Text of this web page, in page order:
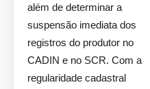
além de determinar a
suspensão imediata dos
registros do produtor no
CADIN e no SCR. Com a
regularidade cadastral